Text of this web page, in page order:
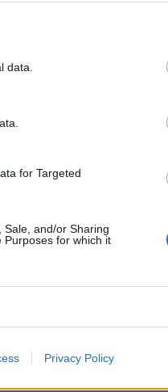
data.
for Targeted
Sale, and/or Sharing
Purposes for which it
Privacy Policy
döntött -
folyamatosan
jelentkező
hitelportfolió...
melynek olvasása